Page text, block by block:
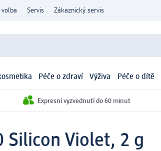
volba Servis Zákaznický servis
Péče o zdraví Výživa Péče o dítě
Expresní vyzvednutí do 60 minut
Silicon Violet, 2 g